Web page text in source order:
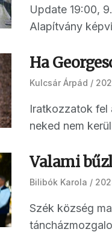
Update 19:00,
Alapítvány
Ha
Kulcsár Árpád
Iratkozzatok fel
neked nem
Valami
Bilibók Karola
Szék község